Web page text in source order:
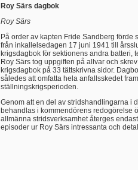
Roy Särs dagbok
Roy Särs
På order av kapten Fride Sandberg förde
från inkallelsedagen 17 juni 1941 till
krigsdagbok för sektionens andra batteri,
Roy Särs tog uppgiften på allvar och
krigsdagbok på 33 tättskrivna sidor.
således att omfatta hela anfallsskedet
ställningskrigsperioden.
Genom att en del av stridshandlingarna i
behandlas i kommendörens redogörelse
allmänna stridsverksamhet återges
episoder ur Roy Särs intressanta och